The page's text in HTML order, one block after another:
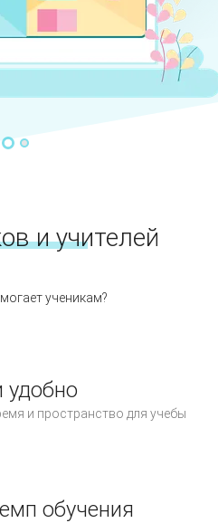
и учителей
ученикам?
и пространство для учебы
обучения